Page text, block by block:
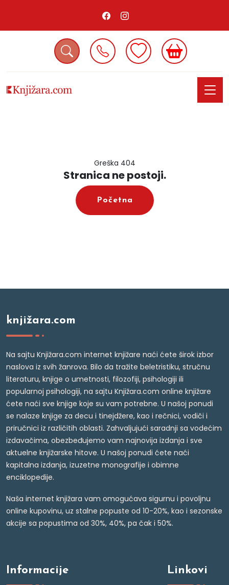
Greška 404
Stranica ne postoji.
Početna
knjižara.com
Na sajtu Knjižara.com internet knjižare naći ćete širok izbor
naslova iz svih žanrova. Bilo da tražite beletristiku, stručnu
literaturu, knjige o umetnosti, filozofiji, psihologiji ili
popularnoj psihologiji, na sajtu Knjižara.com online knjižare
ćete naći sve knjige koje su vam potrebne. U našoj ponudi
se nalaze knjige za decu i tinejdžere, kao i rečnici, vodiči i
priručnici iz različitih oblasti. Zahvaljujući saradnji sa vodećim
izdavačima, obezbeđujemo vam najnovija izdanja i sve
aktuelne knjižarske hitove. U našoj ponudi ćete naći
kapitalna izdanja, izuzetne monografije i obimne
enciklopedije.
Naša internet knjižara vam omogućava sigurnu i povoljnu
online kupovinu, uz stalne popuste od 10-20%, kao i sezonske
akcije sa popustima od 30%, 40%, pa čak i 50%.
Informacije Linkovi